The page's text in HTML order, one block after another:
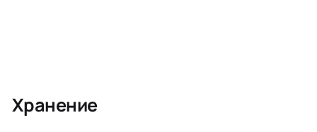
Хранение